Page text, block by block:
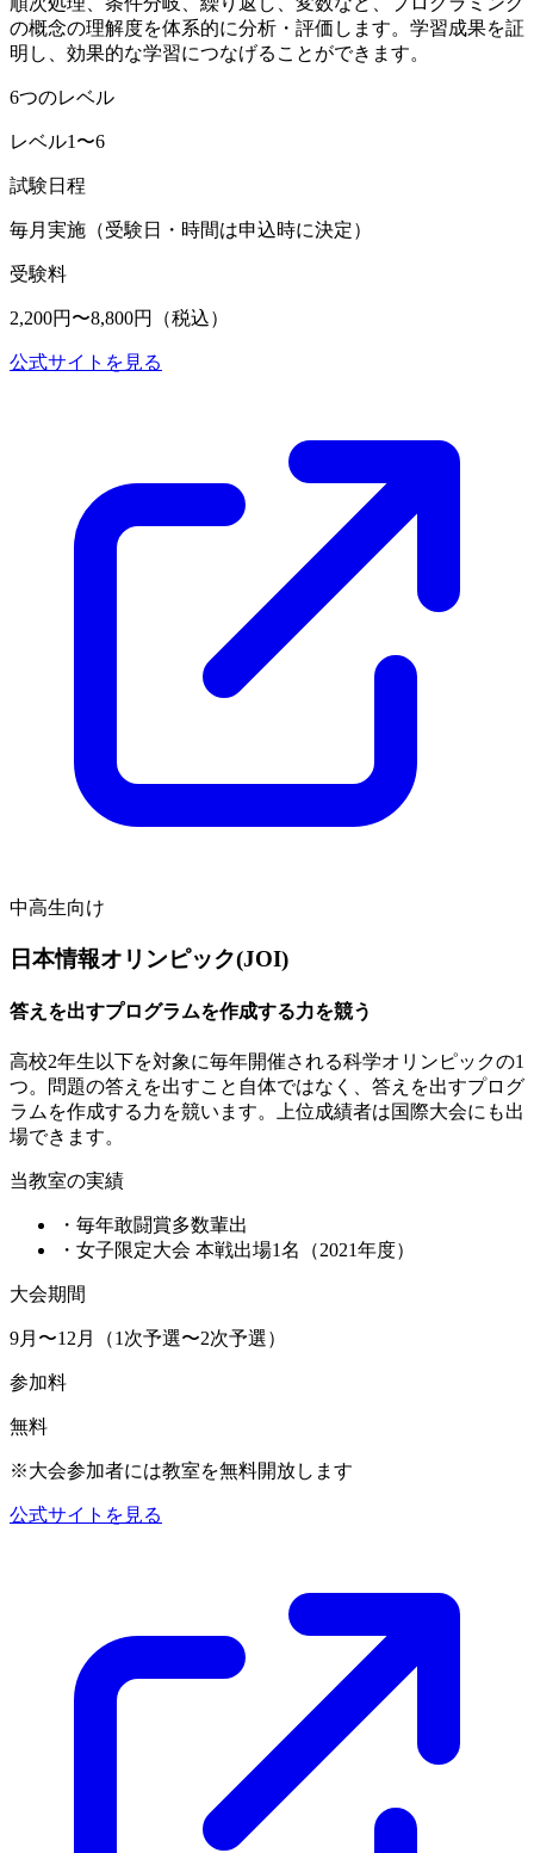
の概念の理解度を体系的に分析・評価します。学習成果を証
明し、効果的な学習につなげることができます。
6つのレベル
レベル1〜6
試験日程
毎月実施（受験日・時間は申込時に決定）
受験料
2,200円〜8,800円（税込）
公式サイトを見る
中高生向け
日本情報オリンピック(JOI)
答えを出すプログラムを作成する力を競う
高校2年生以下を対象に毎年開催される科学オリンピックの1
つ。問題の答えを出すこと自体ではなく、答えを出すプログ
ラムを作成する力を競います。上位成績者は国際大会にも出
場できます。
当教室の実績
・毎年敢闘賞多数輩出
・女子限定大会 本戦出場1名（2021年度）
大会期間
9月〜12月（1次予選〜2次予選）
参加料
無料
※大会参加者には教室を無料開放します
公式サイトを見る